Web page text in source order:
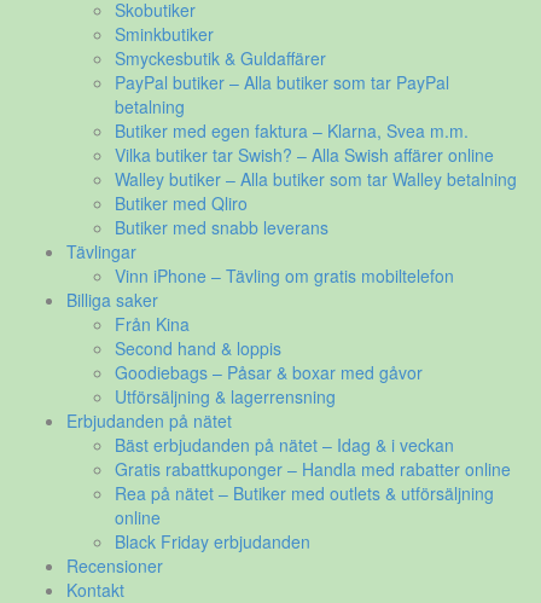
Skobutiker
Sminkbutiker
Smyckesbutik & Guldaffärer
PayPal butiker – Alla butiker som tar PayPal
betalning
Butiker med egen faktura – Klarna, Svea m.m.
Vilka butiker tar Swish? – Alla Swish affärer online
Walley butiker – Alla butiker som tar Walley betalning
Butiker med Qliro
Butiker med snabb leverans
Tävlingar
Vinn iPhone – Tävling om gratis mobiltelefon
Billiga saker
Från Kina
Second hand & loppis
Goodiebags – Påsar & boxar med gåvor
Utförsäljning & lagerrensning
Erbjudanden på nätet
Bäst erbjudanden på nätet – Idag & i veckan
Gratis rabattkuponger – Handla med rabatter online
Rea på nätet – Butiker med outlets & utförsäljning
online
Black Friday erbjudanden
Recensioner
Kontakt